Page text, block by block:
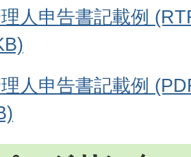
人申告書記載例
人申告書記載例